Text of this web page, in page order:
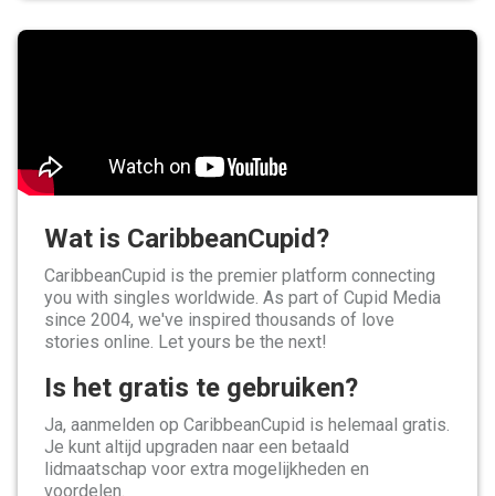
Wat is CaribbeanCupid?
CaribbeanCupid is the premier platform connecting
you with singles worldwide. As part of Cupid Media
since 2004, we've inspired thousands of love
stories online. Let yours be the next!
Is het gratis te gebruiken?
Ja, aanmelden op CaribbeanCupid is helemaal gratis.
Je kunt altijd upgraden naar een betaald
lidmaatschap voor extra mogelijkheden en
voordelen.